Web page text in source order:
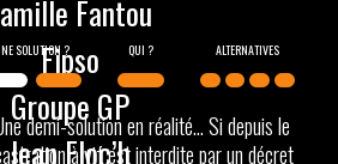
Fantou
Fipso
Groupe GP
Jean Floc’h
Si depuis le 1 er janvier 2022, la
par un décret en France, elle reste